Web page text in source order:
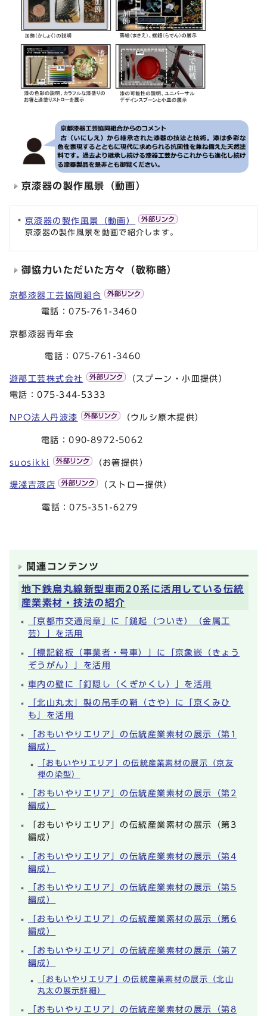
京漆器の製作風景（動画）
京漆器の製作風景（動画）
京漆器の製作風景を動画で紹介します。
御協力いただいた方々（敬称略）
京都漆器工芸協同組合
電話：075-761-3460
京都漆器青年会
電話：075-761-3460
遊部工芸株式会社
（スプーン・小皿提供）
電話：075-344-5333
NPO法人丹波漆 （ウルシ原木提供）
電話：090-8972-5062
suosikki （お箸提供）
堤淺吉漆店 （ストロー提供）
電話：075-351-6279
関連コンテンツ
地下鉄烏丸線新型車両20系に活用している伝統
産業素材・技法の紹介
「京都市交通局章」に「鎚起（ついき）（金属工
芸）」を活用
「標記銘板（事業者・号車）」に「京象嵌（きょう
ぞうがん）」を活用
車内の壁に「釘隠し（くぎかくし）」を活用
「北山丸太」製の吊手の鞘（さや）に「京くみひ
も」を活用
「おもいやりエリア」の伝統産業素材の展示（第1
編成）
「おもいやりエリア」の伝統産業素材の展示（京友
禅の染型）
「おもいやりエリア」の伝統産業素材の展示（第2
編成）
「おもいやりエリア」の伝統産業素材の展示（第3
編成）
「おもいやりエリア」の伝統産業素材の展示（第4
編成）
「おもいやりエリア」の伝統産業素材の展示（第5
編成）
「おもいやりエリア」の伝統産業素材の展示（第6
編成）
「おもいやりエリア」の伝統産業素材の展示（第7
編成）
「おもいやりエリア」の伝統産業素材の展示（北山
丸太の展示詳細）
「おもいやりエリア」の伝統産業素材の展示（第8